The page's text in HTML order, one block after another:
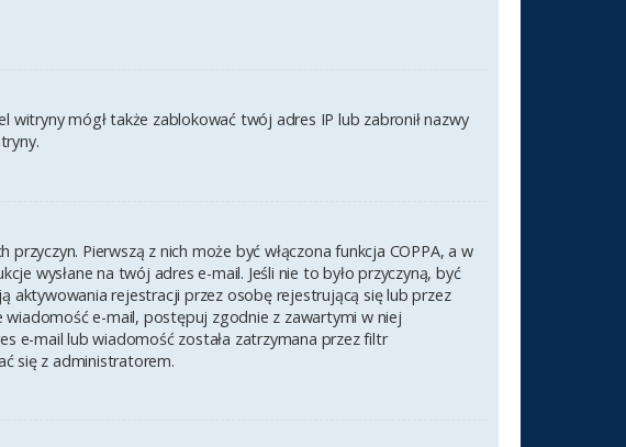
witryny mógł także zablokować twój adres IP lub zabronił nazwy
Pierwszą z nich może być włączona funkcja COPPA, a w
wysłane na twój adres e-mail. Jeśli nie to było przyczyną, być
aktywowania rejestracji przez osobę rejestrującą się lub przez
wiadomość e-mail, postępuj zgodnie z zawartymi w niej
e-mail lub wiadomość została zatrzymana przez filtr
się z administratorem.